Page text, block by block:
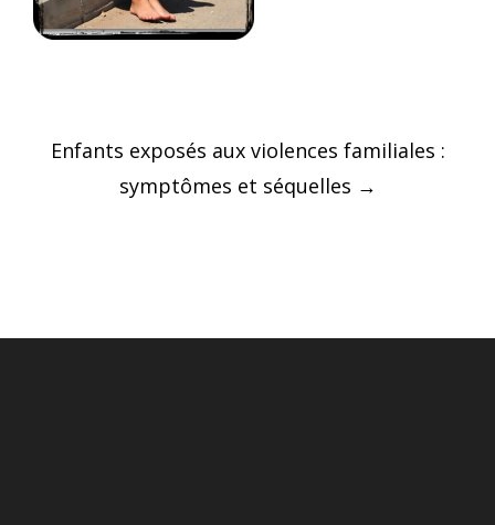
Post
navigation
Enfants exposés aux violences familiales :
symptômes et séquelles →